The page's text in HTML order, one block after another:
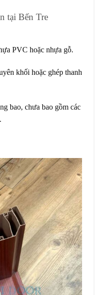
tại Bến Tre
PVC hoặc nhựa gỗ.
khối hoặc ghép thanh
bao, chưa bao gồm các